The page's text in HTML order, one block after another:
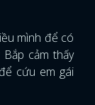
mình để có
cảm thấy
cứu em gái